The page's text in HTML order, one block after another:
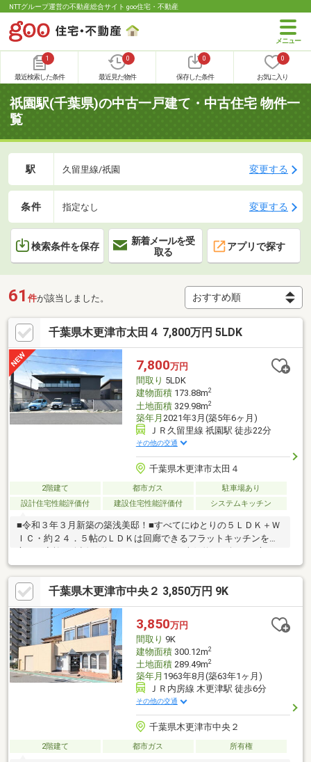
NTTグループ運営の不動産総合サイト goo住宅・不動産
1
最近検索した条件
0
最近見た物件
0
保存した条件
0
お気に入り
祇園駅(千葉県)の中古一戸建て・中古住宅 物件一
覧
駅 久留里線/祇園 変更する
条件 指定なし 変更する
検索条件を保存
新着メールを受
取る
アプリで探す
61 件が該当しました。
千葉県木更津市太田４ 7,800万円 5LDK
7,800万円
間取り 5LDK
建物面積173.88m2
土地面積329.98m2
築年月 2021年3月(築5年6ヶ月)
ＪＲ久留里線 祇園駅 徒歩22分
その他の交通
千葉県木更津市太田４
2階建て 都市ガス
駐車場あり
設計住宅性能評価付
建設住宅性能評価付 システムキッチン
■令和３年３月新築の築浅美邸！■すべてにゆとりの５ＬＤＫ＋Ｗ
ＩＣ・約２４．５帖のＬＤＫは回廊できるフラットキッチンを中
続くから、お友達を呼んでホームパーティも楽しめそう♪・広々玄
関～玄関ホールは家族やゲストを気持ち良くお迎えできます。・
各洋室も広々しているから、お子様が大きくなってもゆったり使
えます。・築５年の美邸です！■環境に適応した省エネ基準適合
住宅・環境に優しい電気自動車のための自動車用充電設備敷設・
Ｌｏｗ－Ｅガラス、複層ガラス■マックスバリュ、コンビニが徒
歩圏内で毎日のお買い物が便利です！
千葉県木更津市中央２ 3,850万円 9K
3,850万円
間取り 9K
建物面積300.12m2
土地面積289.49m2
築年月 1963年8月(築63年1ヶ月)
ＪＲ内房線 木更津駅 徒歩6分
その他の交通
千葉県木更津市中央２
2階建て 都市ガス 所有権